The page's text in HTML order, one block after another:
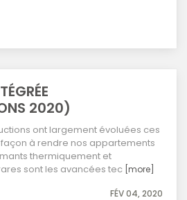
2020)
ont largement évoluées ces
à rendre nos appartements
thermiquement et
sont les avancées tec [more]
FÉV 04, 2020